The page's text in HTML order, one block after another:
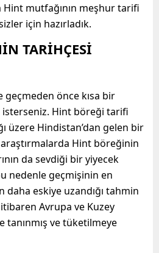
mutfağının meşhur tarifi
için hazırladık.
TARİHÇESİ
önce kısa bir
isterseniz. Hint böreği tarifi
üzere Hindistan’dan gelen bir
Hint böreğinin
da sevdiği bir yiyecek
nedenle geçmişinin en
daha eskiye uzandığı tahmin
Avrupa ve Kuzey
ve tüketilmeye